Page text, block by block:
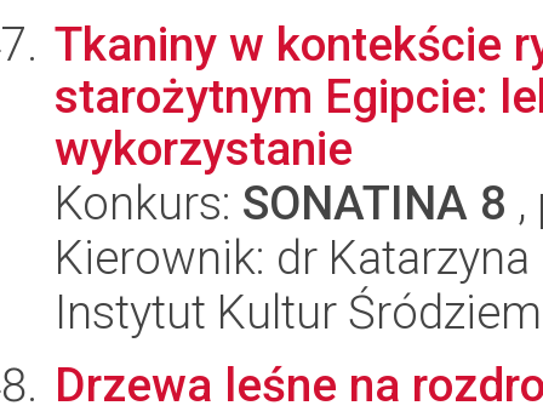
Tkaniny w kontekście
starożytnym Egipcie:
wykorzystanie
Konkurs: SONATINA 8
Kierownik: dr
Instytut Kultur
Drzewa leśne na